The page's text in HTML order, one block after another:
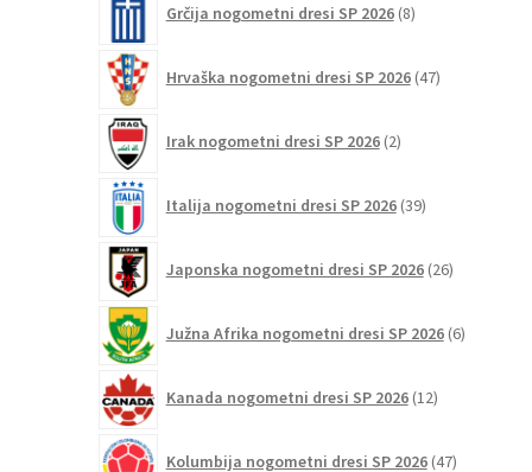
Grčija nogometni dresi SP 2026 8izdelkov
Hrvaška nogometni dresi SP 2026 47izdelkov
Irak nogometni dresi SP 2026 2izdelka
Italija nogometni dresi SP 2026 39izdelkov
Japonska nogometni dresi SP 2026 26izdelkov
Južna Afrika nogometni dresi SP 2026 6izdelkov
Kanada nogometni dresi SP 2026 12izdelkov
Kolumbija nogometni dresi SP 2026 47